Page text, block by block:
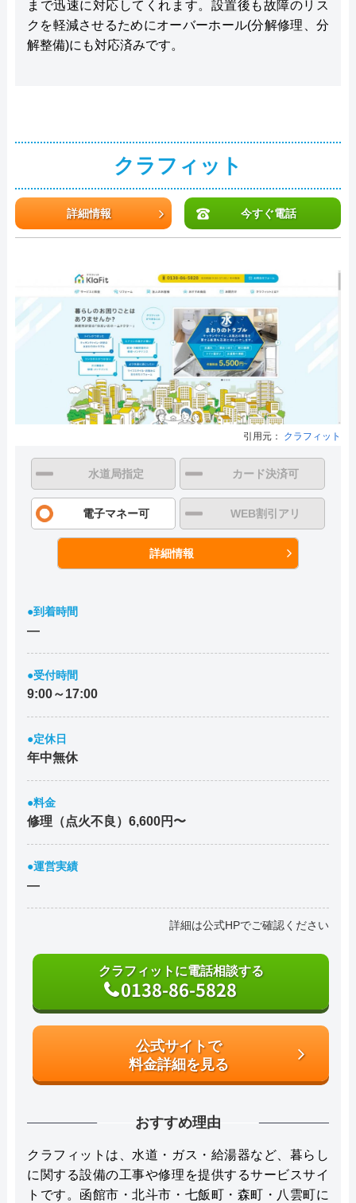
まで迅速に対応してくれます。設置後も故障のリス
クを軽減させるためにオーバーホール(分解修理、分
解整備)にも対応済みです。
クラフィット
詳細情報 今すぐ電話
引用元： クラフィット
水道局指定 カード決済可
電子マネー可 WEB割引アリ
詳細情報
●到着時間
―
●受付時間
9:00～17:00
●定休日
年中無休
●料金
修理（点火不良）6,600円〜
●運営実績
―
詳細は公式HPでご確認ください
クラフィットに電話相談する
0138-86-5828
公式サイトで
料金詳細を見る
おすすめ理由
クラフィットは、水道・ガス・給湯器など、暮らし
に関する設備の工事や修理を提供するサービスサイ
トです。函館市・北斗市・七飯町・森町・八雲町に